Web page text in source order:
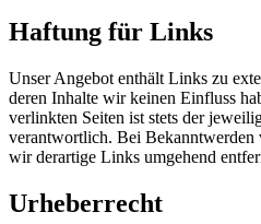
Haftung für Links
Unser Angebot enthält Links zu
deren Inhalte wir keinen Einfluss
verlinkten Seiten ist stets der
verantwortlich. Bei Bekanntwerden
wir derartige Links umgehend
Urheberrecht